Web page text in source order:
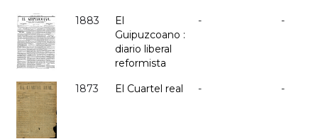
1883
El
Guipuzcoano :
diario liberal
reformista
- -
1873 El Cuartel real - -